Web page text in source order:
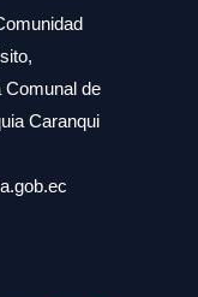
Comunal de
Caranqui